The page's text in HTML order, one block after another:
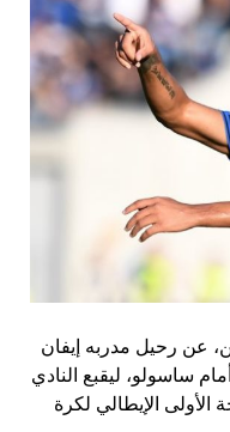
عن رحيل مدربه إيفان
3-0 على أرضه أمام ساسولو، ليقبع النادي
الإيطالي لكرة